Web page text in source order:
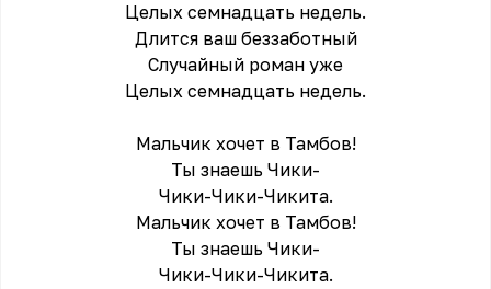
Целых семнадцать недель.
Длится ваш беззаботный
Случайный роман уже
Целых семнадцать недель.
Мальчик хочет в Тамбов!
Ты знаешь Чики-
Чики-Чики-Чикита.
Мальчик хочет в Тамбов!
Ты знаешь Чики-
Чики-Чики-Чикита.